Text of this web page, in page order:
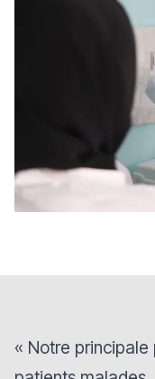
« Notre